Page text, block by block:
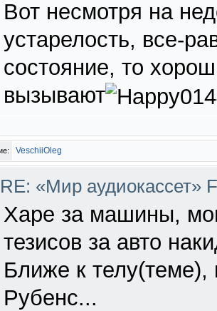
Вот несмотря на
устарелость, все-
состояние, то
вызывают
VeschiiOleg
RE: «Мир аудиокассет»
Харе за машины,
тезисов за авто
Ближе к телу(теме),
Рубенс...